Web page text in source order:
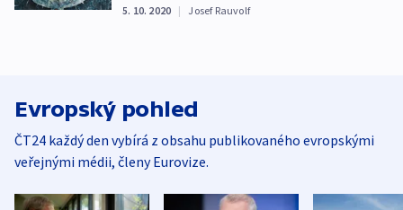
5. 10. 2020 | Josef Rauvolf
Evropský pohled
ČT24 každý den vybírá z obsahu publikovaného evropskými
veřejnými médii, členy Eurovize.